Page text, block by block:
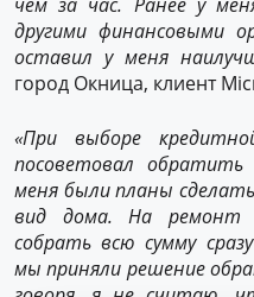
другими финансовыми
оставил у меня
город Окница, клиент
«При выборе
посоветовал
меня были планы
вид дома. На ремонт
собрать всю сумму
мы приняли решение